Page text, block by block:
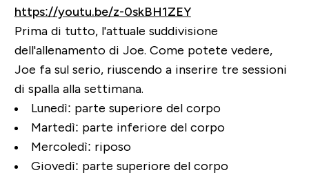
https://youtu.be/z-0skBH1ZEY
Prima di tutto, l'attuale suddivisione
dell'allenamento di Joe. Come potete vedere,
Joe fa sul serio, riuscendo a inserire tre sessioni
di spalla alla settimana.
Lunedì: parte superiore del corpo
Martedì: parte inferiore del corpo
Mercoledì: riposo
Giovedì: parte superiore del corpo